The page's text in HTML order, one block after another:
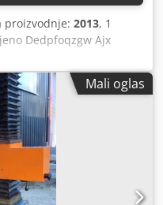
proizvodnje: 2013, 1
Dedpfoqzgw Ajx
proizvodnje: 2013
Ks-osa 410 mm
radnim stolom,
Teleskopski ormar
monitorom, tastaturom,
Mali oglas